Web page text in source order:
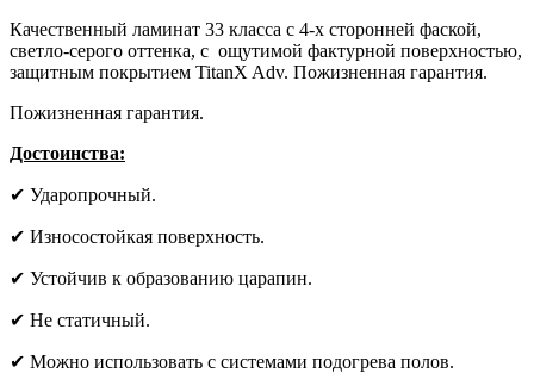
Качественный ламинат 33 класса с 4-х сторонней фаской,
светло-серого оттенка, с ощутимой фактурной поверхностью,
защитным покрытием TitanX Adv. Пожизненная гарантия.
Пожизненная гарантия.
Достоинства:
✔ Ударопрочный.
✔ Износостойкая поверхность.
✔ Устойчив к образованию царапин.
✔ Не статичный.
✔ Можно использовать с системами подогрева полов.